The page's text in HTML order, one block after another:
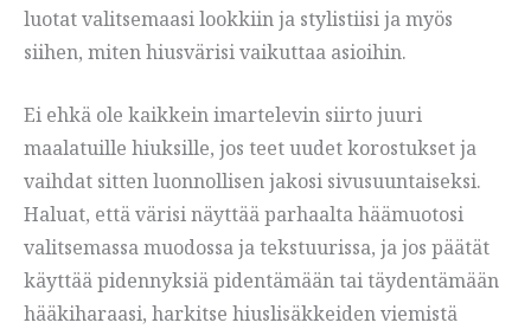
luotat valitsemaasi lookkiin ja stylistiisi ja myös
siihen, miten hiusvärisi vaikuttaa asioihin.
Ei ehkä ole kaikkein imartelevin siirto juuri
maalatuille hiuksille, jos teet uudet korostukset ja
vaihdat sitten luonnollisen jakosi sivusuuntaiseksi.
Haluat, että värisi näyttää parhaalta häämuotosi
valitsemassa muodossa ja tekstuurissa, ja jos päätät
käyttää pidennyksiä pidentämään tai täydentämään
hääkiharaasi, harkitse hiuslisäkkeiden viemistä